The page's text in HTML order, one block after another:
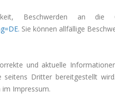
Beschwerden an die
Sie können allfällige
und aktuelle
Dritter bereitgestellt
Impressum.